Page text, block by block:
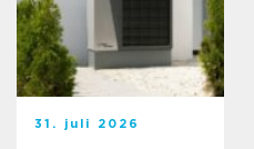
31. juli 2026